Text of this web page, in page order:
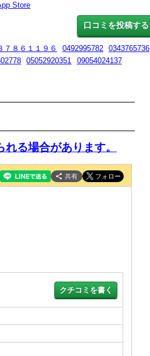
口コミを投稿する
Store
７８６１１９６ 0492995782
0343765736
05052920351
09054024137
る場合があります。
共有